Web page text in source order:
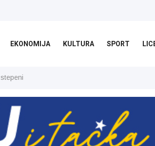
EKONOMIJA KULTURA SPORT